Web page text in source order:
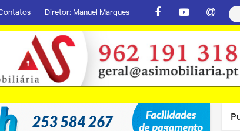
Diretor: Manuel Marques